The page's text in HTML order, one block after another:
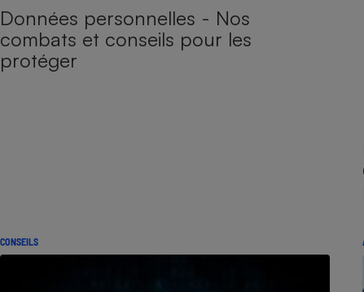
Données personnelles - Nos
combats et conseils pour les
protéger
CONSEILS